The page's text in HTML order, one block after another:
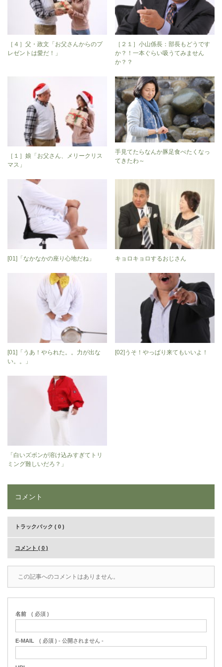
［４］父・政文「お父さんからのプ
レゼントは愛だ！」
［２１］小山係長：部長もどうです
か？！一本ぐらい吸うてみません
か？？
［１］娘「お父さん、メリークリス
マス」
手見てたらなんか豚足食べたくなっ
てきたわ～
[01]「なかなかの座り心地だね」 キョロキョロするおじさん
[01]「うあ！やられた。。力が出な
い。。」
[02]うそ！やっぱり来てもいいよ！
「白いズボンが溶け込みすぎてトリ
ミング難しいだろ？」
コメント
トラックバック ( 0 )
コメント ( 0 )
この記事へのコメントはありません。
名前 ( 必須 )
E-MAIL ( 必須 ) - 公開されません -